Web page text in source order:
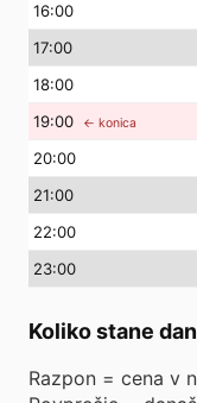
16:00
17:00
18:00
19:00 ← konica
20:00
21:00
22:00
23:00
Koliko stane
Razpon = cena v